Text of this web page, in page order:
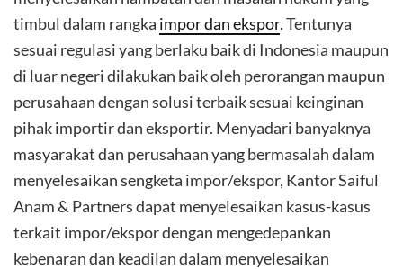
timbul dalam rangka impor dan ekspor. Tentunya
sesuai regulasi yang berlaku baik di Indonesia maupun
di luar negeri dilakukan baik oleh perorangan maupun
perusahaan dengan solusi terbaik sesuai keinginan
pihak importir dan eksportir. Menyadari banyaknya
masyarakat dan perusahaan yang bermasalah dalam
menyelesaikan sengketa impor/ekspor, Kantor Saiful
Anam & Partners dapat menyelesaikan kasus-kasus
terkait impor/ekspor dengan mengedepankan
kebenaran dan keadilan dalam menyelesaikan